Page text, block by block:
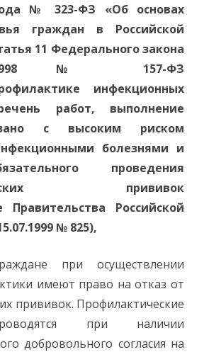
№
323-ФЗ «Об основах
граждан в Российской
11 Федерального закона
№ 157-ФЗ
инфекционных
работ, выполнение
с высоким риском
болезнями и
проведения
прививок
Правительства Российской
№ 825),
при осуществлении
имеют право на отказ от
прививок. Профилактические
при наличии
добровольного согласия на